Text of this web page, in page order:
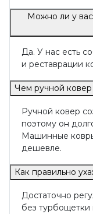
Можно ли у вас
Да. У нас есть
и реставрации
Чем ручной
Ручной ковер
поэтому он
Машинные
дешевле.
Как правильно
Достаточно
без турбощетки